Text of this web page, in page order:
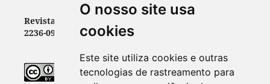
O nosso site usa
cookies
Este site utiliza cookies e outras
tecnologias de rastreamento para
Revista Letras - ISSN 0100-0888 (versão impressa) e
2236-0999 (versão eletrônica)